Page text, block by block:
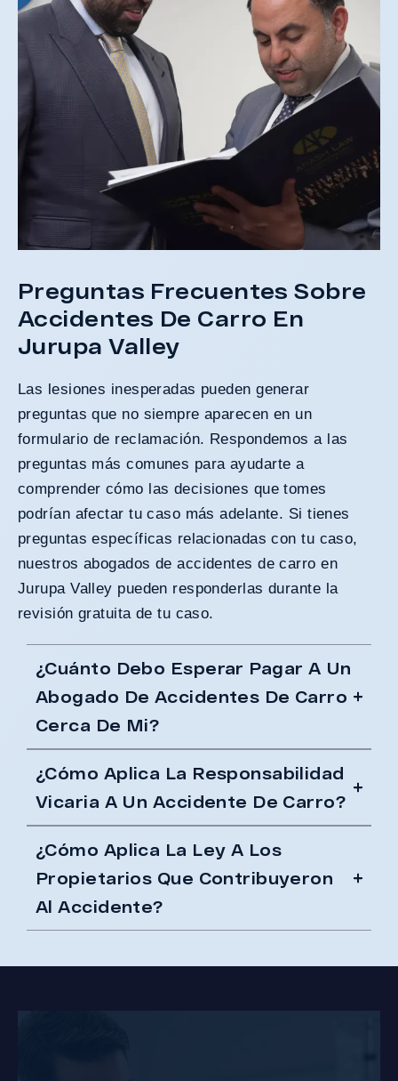
Preguntas Frecuentes Sobre
Accidentes De Carro En
Jurupa Valley
Las lesiones inesperadas pueden generar
preguntas que no siempre aparecen en un
formulario de reclamación. Respondemos a las
preguntas más comunes para ayudarte a
comprender cómo las decisiones que tomes
podrían afectar tu caso más adelante. Si tienes
preguntas específicas relacionadas con tu caso,
nuestros abogados de accidentes de carro en
Jurupa Valley pueden responderlas durante la
revisión gratuita de tu caso.
¿Cuánto Debo Esperar Pagar A Un
Abogado De Accidentes De Carro
Cerca De Mi?
¿Cómo Aplica La Responsabilidad
Vicaria A Un Accidente De Carro?
¿Cómo Aplica La Ley A Los
Propietarios Que Contribuyeron
Al Accidente?